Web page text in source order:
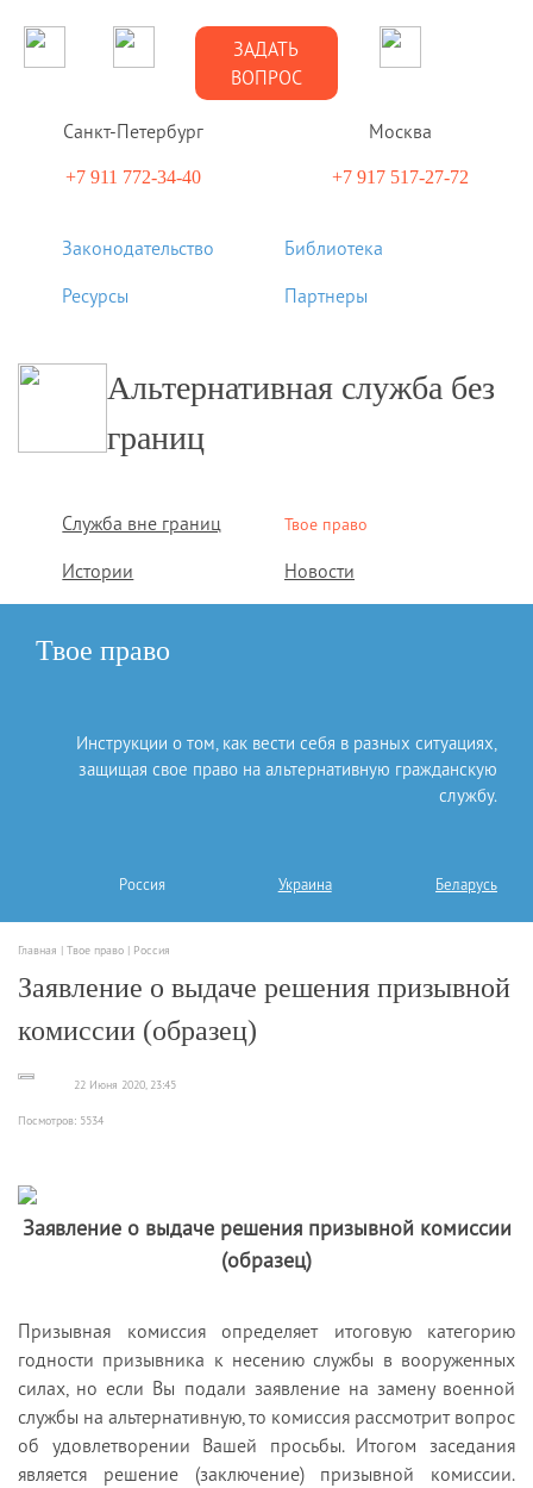
Законодательство
Библиотека
Ресурсы
Партнеры
Альтернативная служба без
границ
Служба вне границ Твое право
Истории Новости
ЗАДАТЬ
ВОПРОС
Санкт-Петербург
+7 911 772-34-40
Москва
+7 917 517-27-72
Твое право
Инструкции о том, как вести себя в разных ситуациях,
защищая свое право на альтернативную гражданскую
службу.
Россия Украина Беларусь
Главная | Твое право | Россия
Заявление о выдаче решения призывной
комиссии (образец)
22 Июня 2020, 23:45
Посмотров: 5534
Заявление о выдаче решения призывной комиссии
(образец)
Призывная комиссия определяет итоговую категорию
годности призывника к несению службы в вооруженных
силах, но если Вы подали заявление на замену военной
службы на альтернативную, то комиссия рассмотрит вопрос
об удовлетворении Вашей просьбы. Итогом заседания
является решение (заключение) призывной комиссии.